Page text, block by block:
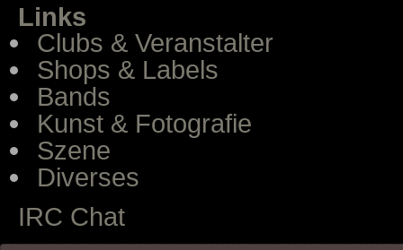
Links
Clubs & Veranstalter
Shops & Labels
Bands
Kunst & Fotografie
Szene
Diverses
IRC Chat